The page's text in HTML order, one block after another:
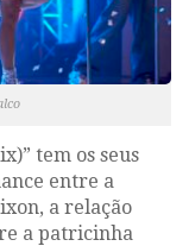
tem os seus
entre a
a relação
a patricinha